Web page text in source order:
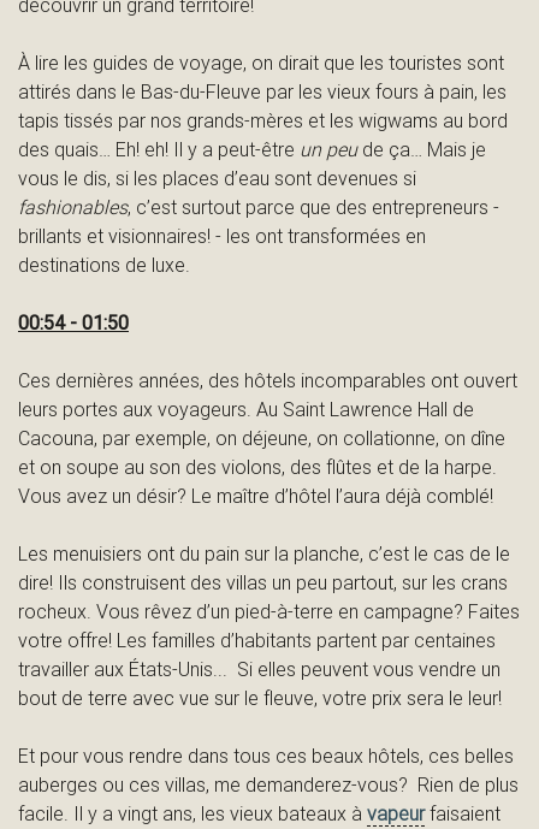
S
a
n
L
découvrir un grand territoire!
À lire les guides de voyage, on dirait que les touristes sont
attirés dans le Bas-du-Fleuve par les vieux fours à pain, les
tapis tissés par nos grands-mères et les wigwams au bord
des quais… Eh! eh! Il y a peut-être un peu de ça… Mais je
vous le dis, si les places d’eau sont devenues si
fashionables, c’est surtout parce que des entrepreneurs -
brillants et visionnaires! - les ont transformées en
destinations de luxe.
00:54 - 01:50
Ces dernières années, des hôtels incomparables ont ouvert
leurs portes aux voyageurs. Au Saint Lawrence Hall de
Cacouna, par exemple, on déjeune, on collationne, on dîne
et on soupe au son des violons, des flûtes et de la harpe.
Vous avez un désir? Le maître d’hôtel l’aura déjà comblé!
Les menuisiers ont du pain sur la planche, c’est le cas de le
dire! Ils construisent des villas un peu partout, sur les crans
rocheux. Vous rêvez d’un pied-à-terre en campagne? Faites
votre offre! Les familles d’habitants partent par centaines
travailler aux États-Unis... Si elles peuvent vous vendre un
bout de terre avec vue sur le fleuve, votre prix sera le leur!
Et pour vous rendre dans tous ces beaux hôtels, ces belles
auberges ou ces villas, me demanderez-vous? Rien de plus
facile. Il y a vingt ans, les vieux bateaux à vapeurfaisaient